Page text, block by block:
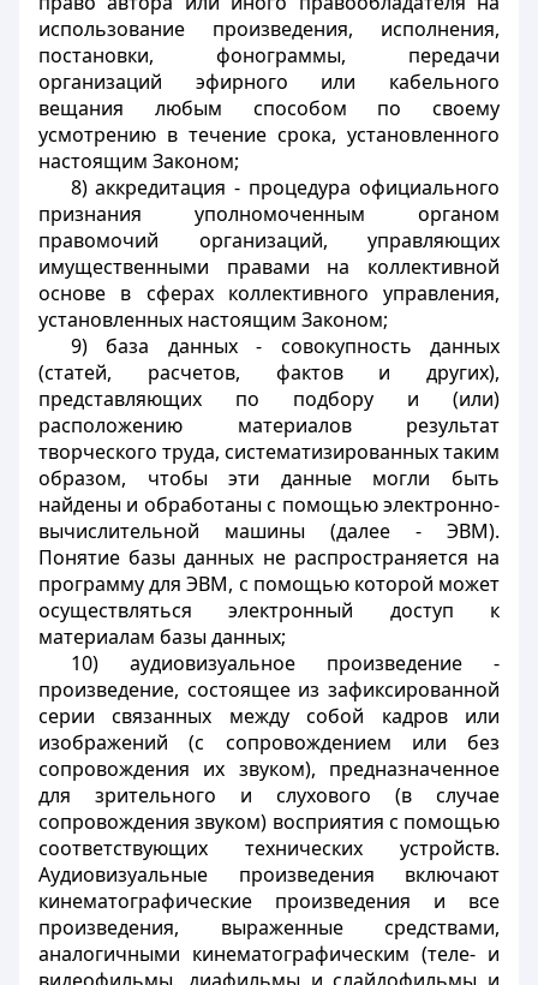
использование произведения, исполнения,
постановки, фонограммы, передачи
организаций эфирного или кабельного
вещания любым способом по своему
усмотрению в течение срока, установленного
настоящим Законом;
8) аккредитация - процедура официального
признания уполномоченным органом
правомочий организаций, управляющих
имущественными правами на коллективной
основе в сферах коллективного управления,
установленных настоящим Законом;
9) база данных - совокупность данных
(статей, расчетов, фактов и других),
представляющих по подбору и (или)
расположению материалов результат
творческого труда, систематизированных таким
образом, чтобы эти данные могли быть
найдены и обработаны с помощью электронно-
вычислительной машины (далее - ЭВМ).
Понятие базы данных не распространяется на
программу для ЭВМ, с помощью которой может
осуществляться электронный доступ к
материалам базы данных;
10) аудиовизуальное произведение -
произведение, состоящее из зафиксированной
серии связанных между собой кадров или
изображений (с сопровождением или без
сопровождения их звуком), предназначенное
для зрительного и слухового (в случае
сопровождения звуком) восприятия с помощью
соответствующих технических устройств.
Аудиовизуальные произведения включают
кинематографические произведения и все
произведения, выраженные средствами,
аналогичными кинематографическим (теле- и